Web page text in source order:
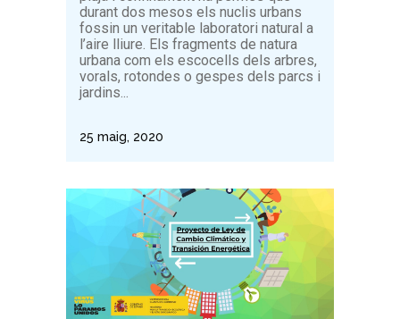
durant dos mesos els nuclis urbans
fossin un veritable laboratori natural a
l’aire lliure. Els fragments de natura
urbana com els escocells dels arbres,
vorals, rotondes o gespes dels parcs i
jardins...
25 maig, 2020